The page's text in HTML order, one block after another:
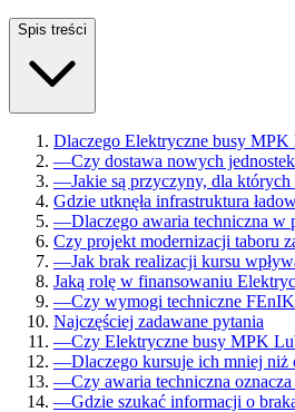
Spis treści
Dlaczego Elektryczne busy MPK
—Czy dostawa nowych
—Jakie są przyczyny, dla
Gdzie utknęła infrastruktura
—Dlaczego awaria techniczna w
Czy projekt modernizacji taboru
—Jak brak realizacji kursu
Jaką rolę w finansowaniu
—Czy wymogi techniczne
Najczęściej zadawane pytania
—Czy Elektryczne busy MPK
—Dlaczego kursuje ich mniej niż
—Czy awaria techniczna
—Gdzie szukać informacji o